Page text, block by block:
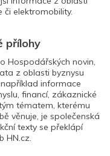
elektromobility.
přílohy
Hospodářských novin,
z oblasti byznysu
informace
financí, zákaznické
tématem, kterému
věnuje, je společenská
texty se překlápí
HN.cz.